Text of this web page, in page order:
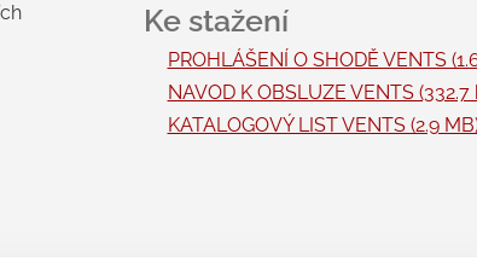
PROHLÁŠENÍ O SHODĚ VENTS
NAVOD K OBSLUZE VENTS (332.7
KATALOGOVÝ LIST VENTS (2.9